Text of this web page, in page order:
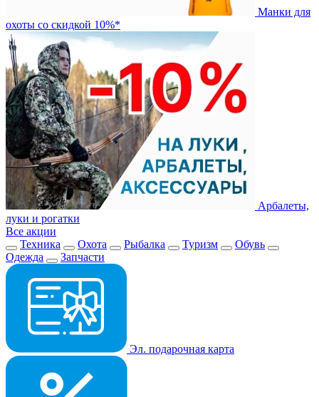
Манки для
охоты со скидкой 10%*
Арбалеты,
луки и рогатки
Все акции
Техника
Охота Рыбалка Туризм
Обувь
Одежда
Запчасти
Эл. подарочная карта